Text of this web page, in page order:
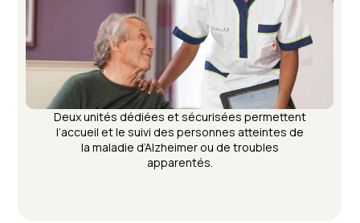
Deux unités dédiées et sécurisées permettent
l’accueil et le suivi des personnes atteintes de
la maladie d’Alzheimer ou de troubles
apparentés.